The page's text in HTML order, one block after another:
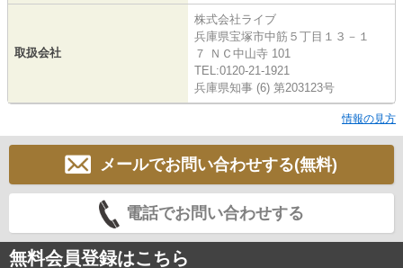
取扱会社
株式会社ライブ
兵庫県宝塚市中筋５丁目１３－１
７ ＮＣ中山寺 101
TEL:0120-21-1921
兵庫県知事 (6) 第203123号
情報の見方
メールでお問い合わせする(無料)
電話でお問い合わせする
無料会員登録はこちら